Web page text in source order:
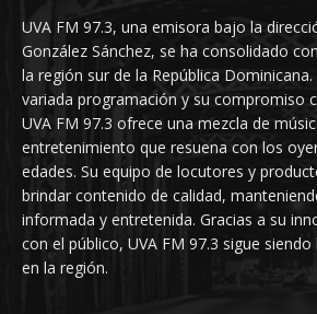
UVA FM 97.3, una emisora bajo la
González Sánchez, se ha consolidado
la región sur de la República
variada programación y su compromiso
UVA FM 97.3 ofrece una mezcla de
entretenimiento que resuena con los
edades. Su equipo de locutores y
brindar contenido de calidad,
informada y entretenida. Gracias a su
con el público, UVA FM 97.3 sigue
en la región.